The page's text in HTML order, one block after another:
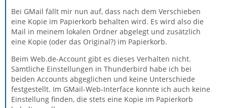
Bei GMail fällt mir nun auf, dass nach dem Verschieben
eine Kopie im Papierkorb behalten wird. Es wird also die
Mail in meinem lokalen Ordner abgelegt und zusätzlich
eine Kopie (oder das Original?) im Papierkorb.
Beim Web.de-Account gibt es dieses Verhalten nicht.
Sämtliche Einstellungen in Thunderbird habe ich bei
beiden Accounts abgeglichen und keine Unterschiede
festgestellt. Im GMail-Web-Interface konnte ich auch keine
Einstellung finden, die stets eine Kopie im Papierkorb